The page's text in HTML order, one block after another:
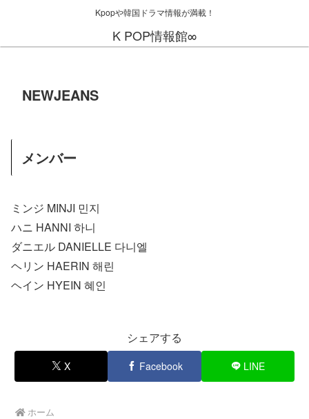
Kpopや韓国ドラマ情報が満載！
K POP情報館∞
NEWJEANS
メンバー
ミンジ MINJI 민지
ハニ HANNI 하니
ダニエル DANIELLE 다니엘
ヘリン HAERIN 해린
ヘイン HYEIN 혜인
シェアする
X Facebook LINE
ホーム